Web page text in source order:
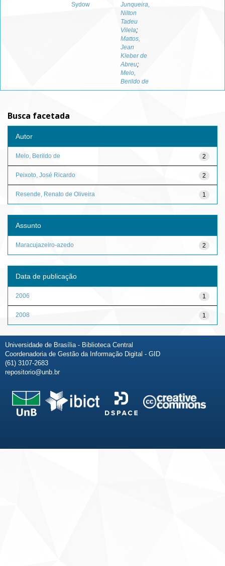
Sydow
Junqueira,
Nilton
Tadeu
Vilela;
Mattos,
Jean
Kleber de
Abreu;
Melo,
Berildo de
Busca facetada
Autor
2
Melo, Berildo de
2
Peixoto, José Ricardo
1
Resende, Renato de Oliveira
Assunto
2
Maracujazeiro-azedo
Data de publicação
1
2006
1
2008
Universidade de Brasília - Biblioteca Central
Coordenadoria de Gestão da Informação Digital - GID
(61) 3107-2683
repositorio@unb.br